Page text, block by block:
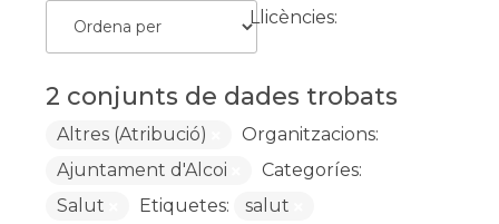
2 conjunts de dades trobats
Llicències:
Altres (Atribució)
Organitzacions:
Ajuntament d'Alcoi
Categoríes:
Salut
Etiquetes: salut